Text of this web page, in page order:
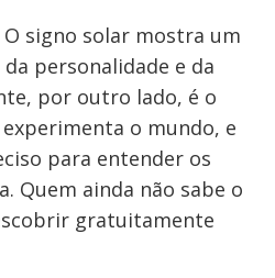
signo solar mostra um
personalidade e da
por outro lado, é o
o mundo, e
para entender os
Quem ainda não sabe o
gratuitamente